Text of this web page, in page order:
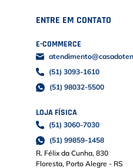
ENTRE EM CONTATO
E-COMMERCE
(51) 3093-1610
(51) 98032-5500
LOJA FÍSICA
(51) 3060-7030
(51) 99859-1458
R. Félix da Cunha, 830
Floresta, Porto Alegre - RS